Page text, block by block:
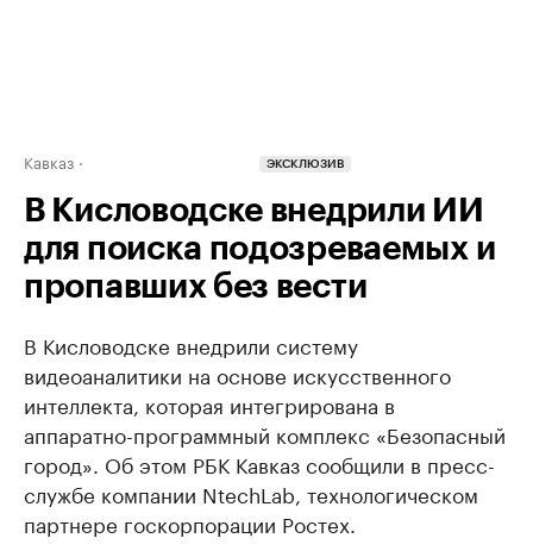
Кавказ ЭКСКЛЮЗИВ
В Кисловодске внедрили ИИ
для поиска подозреваемых и
пропавших без вести
В Кисловодске внедрили систему
видеоаналитики на основе искусственного
интеллекта, которая интегрирована в
аппаратно-программный комплекс «Безопасный
город». Об этом РБК Кавказ сообщили в пресс-
службе компании NtechLab, технологическом
партнере госкорпорации Ростех.